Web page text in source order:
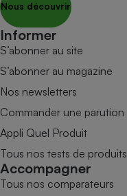
Nous découvrir
Informer
S’abonner au site
S’abonner au magazine
Nos newsletters
Commander une parution
Appli Quel Produit
Tous nos tests de produits
Accompagner
Tous nos comparateurs